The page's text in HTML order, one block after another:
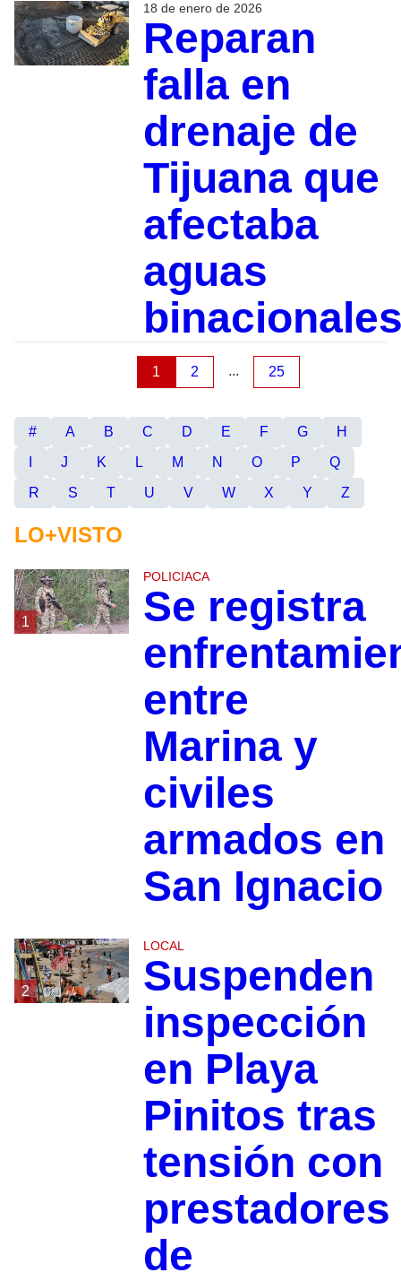
18 de enero de 2026
Reparan
falla en
drenaje de
Tijuana que
afectaba
aguas
1 2 ... 25
# A B C D E F G
H
J K L M N O P
Q
R
S T U V W X Y Z
LO+VISTO
1
POLICIACA
Se registra
entre
Marina y
civiles
armados en
San Ignacio
2
LOCAL
Suspenden
inspección
en Playa
Pinitos tras
tensión con
prestadores
de